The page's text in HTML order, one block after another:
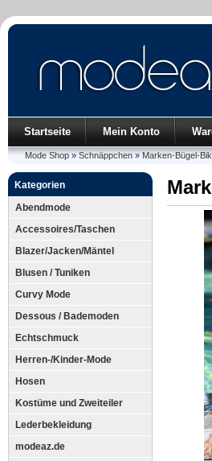
Startseite Mein Konto
Mode Shop»Schnäppchen»Marken-Bügel-
Kategorien
Abendmode
Accessoires/Taschen
Blazer/Jacken/Mäntel
Blusen / Tuniken
Curvy Mode
Dessous / Bademoden
Echtschmuck
Herren-/Kinder-Mode
Hosen
Kostüme und Zweiteiler
Lederbekleidung
modeaz.de